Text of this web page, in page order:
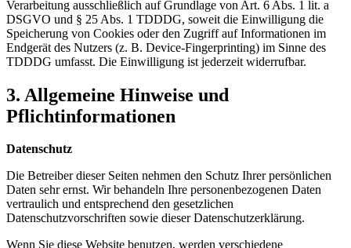
Verarbeitung ausschließlich auf Grundlage von Art. 6 Abs. 1 lit. a
DSGVO und § 25 Abs. 1 TDDDG, soweit die Einwilligung die
Speicherung von Cookies oder den Zugriff auf Informationen im
Endgerät des Nutzers (z. B. Device-Fingerprinting) im Sinne des
TDDDG umfasst. Die Einwilligung ist jederzeit widerrufbar.
3. Allgemeine Hinweise und
Pflichtinformationen
Datenschutz
Die Betreiber dieser Seiten nehmen den Schutz Ihrer persönlichen
Daten sehr ernst. Wir behandeln Ihre personenbezogenen Daten
vertraulich und entsprechend den gesetzlichen
Datenschutzvorschriften sowie dieser Datenschutzerklärung.
Wenn Sie diese Website benutzen, werden verschiedene